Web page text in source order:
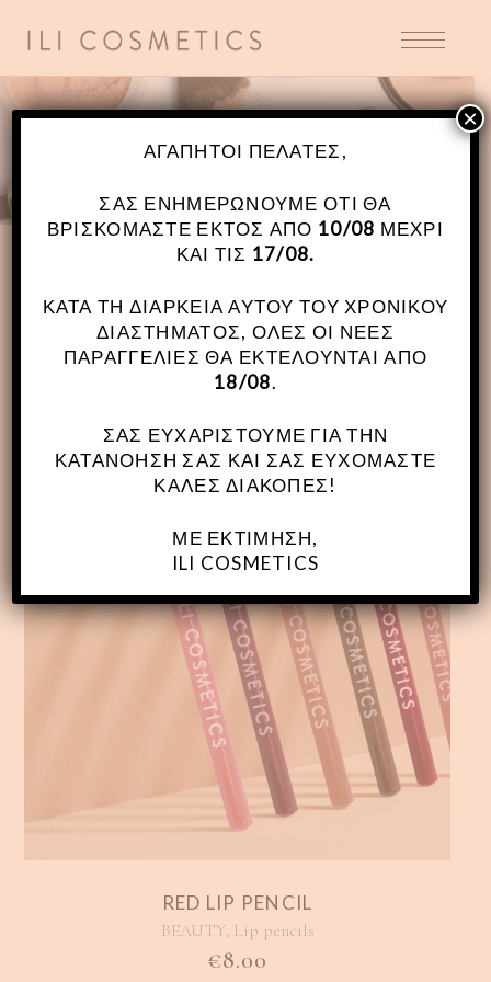
LEFT SIDEBAR
RED LIP PENCIL
BEAUTY, Lip pencils
€8.00
ΑΓΑΠΗΤΟΊ ΠΕΛΆΤΕΣ,
ΣΑΣ ΕΝΗΜΕΡΏΝΟΥΜΕ ΌΤΙ ΘΑ
ΒΡΙΣΚΌΜΑΣΤΕ ΕΚΤΌΣ ΑΠΌ 10/08 ΜΈΧΡΙ
ΚΑΙ ΤΙΣ 17/08.
ΚΑΤΆ ΤΗ ΔΙΆΡΚΕΙΑ ΑΥΤΟΎ ΤΟΥ ΧΡΟΝΙΚΟΎ
ΔΙΑΣΤΉΜΑΤΟΣ, ΌΛΕΣ ΟΙ ΝΈΕΣ
ΠΑΡΑΓΓΕΛΊΕΣ ΘΑ ΕΚΤΕΛΟΎΝΤΑΙ ΑΠΌ
18/08.
ΣΑΣ ΕΥΧΑΡΙΣΤΟΎΜΕ ΓΙΑ ΤΗΝ
ΚΑΤΑΝΌΗΣΉ ΣΑΣ ΚΑΙ ΣΑΣ ΕΥΧΌΜΑΣΤΕ
ΚΑΛΈΣ ΔΙΑΚΟΠΈΣ!
ΜΕ ΕΚΤΊΜΗΣΗ,
ILI COSMETICS
×